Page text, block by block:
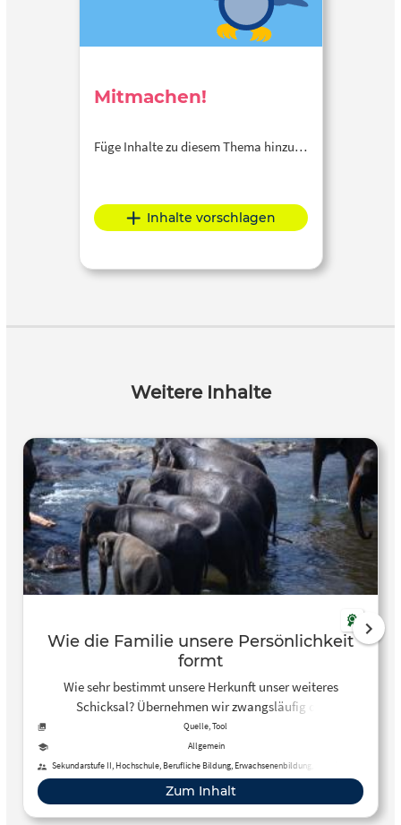
Mitmachen!
Füge Inhalte zu diesem Thema hinzu…
Inhalte vorschlagen
Weitere Inhalte
Wie die Familie unsere Persönlichkeit
formt
Wie sehr bestimmt unsere Herkunft unser weiteres
Schicksal? Übernehmen wir zwangsläufig die
Vorstellungen und Verhaltensweisen unserer Eltern? Der
Psychologe Klaus A. Schneewind erklärt, wie die Familie
jeden von uns formt – und wie nicht.
Quelle, Tool
Allgemein
Sekundarstufe II, Hochschule, Berufliche Bildung, Erwachsenenbildung, Fortbildung
Zum Inhalt